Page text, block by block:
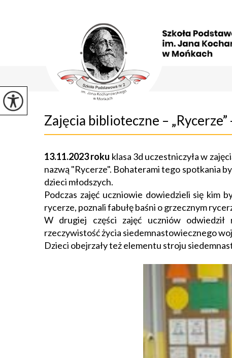
Zajęcia biblioteczne – „Rycerze”
13.11.2023 roku klasa 3d uczestniczyła w
nazwą "Rycerze". Bohaterami tego spotkania
dzieci młodszych.
Podczas zajęć uczniowie dowiedzieli się kim
rycerze, poznali fabułę baśni o grzecznym
W drugiej części zajęć uczniów
rzeczywistość życia siedemnastowiecznego
Dzieci obejrzały też elementu stroju